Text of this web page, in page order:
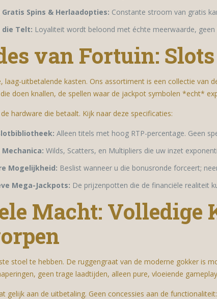
Spins & Herlaadopties: Constante stroom van gratis
die Telt: Loyaliteit wordt beloond met échte meerwaarde,
van Fortuin:
laag-uitbetalende kasten. Ons assortiment is een collectie
doen knallen, de spellen waar de jackpot symbolen *echt*
hardware die betaalt. Kijk naar deze specificaties:
Alleen titels met hoog RTP-percentage. Geen
Mechanica: Wilds, Scatters, en Multipliers die uw inzet
Mogelijkheid: Beslist wanneer u die bonusronde forceert;
Mega-Jackpots: De prijzenpotten die de financiële realiteit
Macht: Volledige
stoel te hebben. De ruggengraat van de moderne gokker is
geen trage laadtijden, alleen pure, vloeiende
gelijk aan de uitbetaling. Geen concessies aan de functionaliteit: